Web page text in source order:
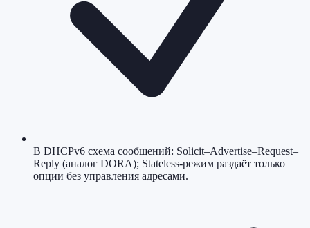
В DHCPv6 схема сообщений: Solicit–Advertise–Request–
Reply (аналог DORA); Stateless-режим раздаёт только
опции без управления адресами.